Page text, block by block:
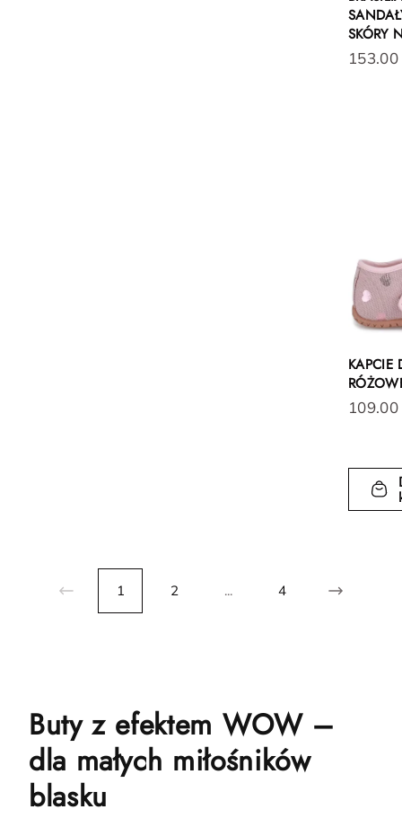
SKÓRY
153.00
KAPCIE
109.00
1 2 ... 4
Buty z efektem WOW –
dla małych miłośników
blasku